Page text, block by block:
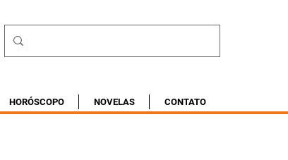
HORÓSCOPO NOVELAS CONTATO